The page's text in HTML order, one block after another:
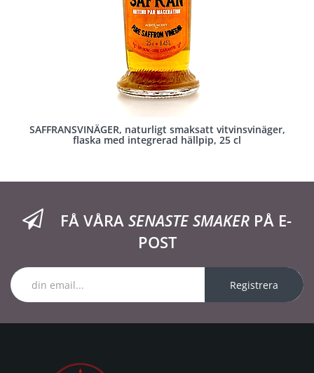
SAFFRANSVINÄGER, naturligt smaksatt vitvinsvinäger,
flaska med integrerad hällpip, 25 cl
FÅ VÅRA SENASTE SMAKER PÅ E-
POST
Registrera